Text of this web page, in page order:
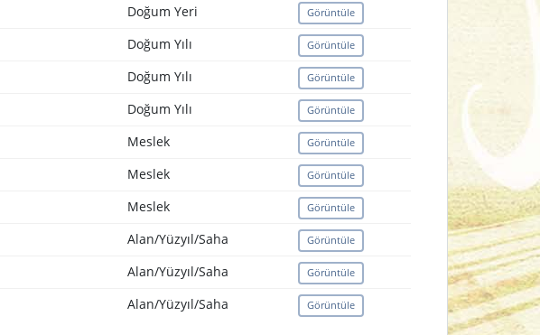
Doğum Yeri Görüntüle
Doğum Yılı Görüntüle
Doğum Yılı Görüntüle
Doğum Yılı Görüntüle
Meslek Görüntüle
Meslek Görüntüle
Meslek Görüntüle
Alan/Yüzyıl/Saha Görüntüle
Alan/Yüzyıl/Saha Görüntüle
Alan/Yüzyıl/Saha Görüntüle